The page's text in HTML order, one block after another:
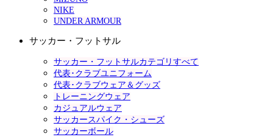
NIKE
UNDER ARMOUR
サッカー・フットサル
サッカー・フットサルカテゴリすべて
代表･クラブユニフォーム
代表･クラブウェア＆グッズ
トレーニングウェア
カジュアルウェア
サッカースパイク・シューズ
サッカーボール